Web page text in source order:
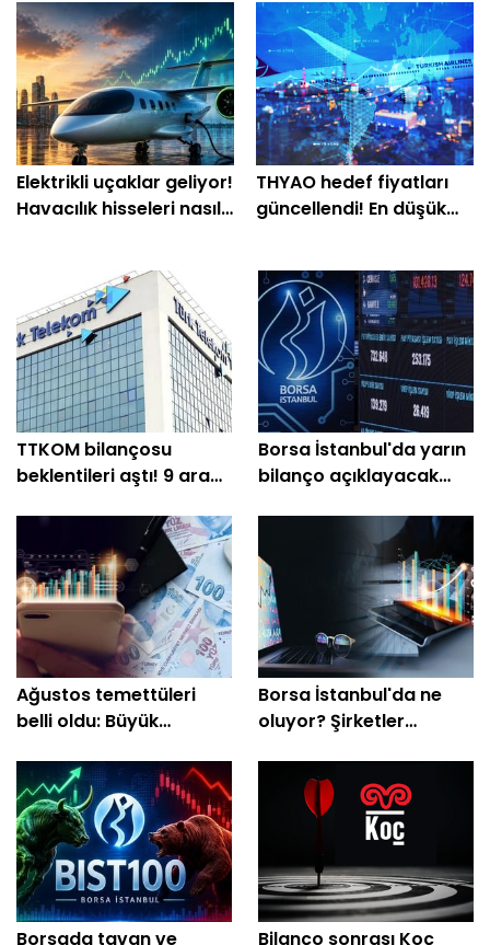
Elektrikli uçaklar geliyor!
Havacılık hisseleri nasıl
THYAO hedef fiyatları
güncellendi! En düşük
TTKOM bilançosu
beklentileri aştı! 9 aracı
Borsa İstanbul'da yarın
bilanço açıklayacak
Ağustos temettüleri
belli oldu: Büyük
yapacak
Borsa İstanbul'da ne
oluyor? Şirketler
açıklamaya başladı
Borsada tavan ve Bilanço sonrası Koç